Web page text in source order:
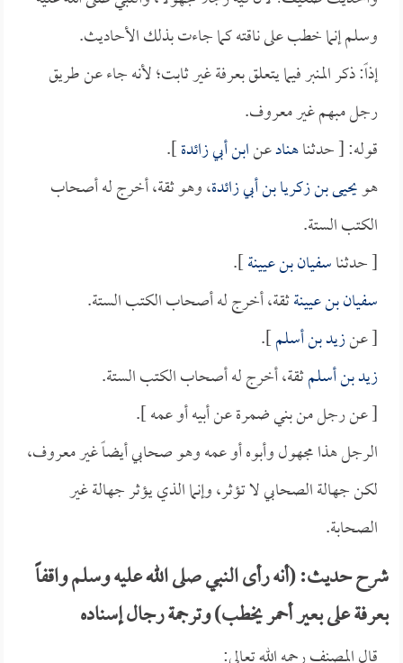
وسلم إنما خطب على ناقته كما جاءت بذلك الأحاديث.
إذاً: ذكر المنبر فيما يتعلق بعرفة غير ثابت؛ لأنه جاء عن طريق
رجل مبهم غير معروف.
قوله: [ حدثناهنادعنابن أبي زائدة].
هويحيى بن زكريا بن أبي زائدة، وهو ثقة، أخرج له أصحاب
الكتب الستة.
[ حدثناسفيان بن عيينة].
سفيان بن عيينةثقة، أخرج له أصحاب الكتب الستة.
[ عنزيد بن أسلم].
زيد بن أسلمثقة، أخرج له أصحاب الكتب الستة.
[ عن رجل من بني ضمرة عن أبيه أو عمه ].
الرجل هذا مجهول وأبوه أو عمه وهو صحابي أيضاً غير معروف،
لكن جهالة الصحابي لا تؤثر، وإنما الذي يؤثر جهالة غير
الصحابة.
شرح حديث: (أنه رأى النبي صلى الله عليه وسلم واقفاً
بعرفة على بعير أحمر يخطب) وترجمة رجال إسناده